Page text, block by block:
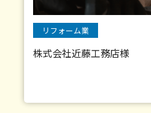
リフォーム業
株式会社近藤工務店様